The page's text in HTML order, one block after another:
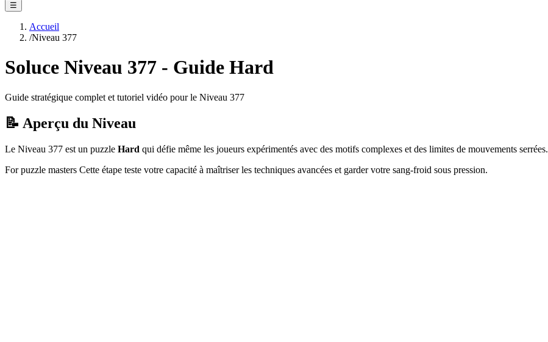
☰
Accueil
/Niveau 377
Soluce Niveau 377 - Guide Hard
Guide stratégique complet et tutoriel vidéo pour le Niveau 377
📝 Aperçu du Niveau
Le Niveau 377 est un puzzle Hard qui défie même les joueurs expérimentés avec des motifs complexes et des limites de mouvements serrées.
For puzzle masters Cette étape teste votre capacité à maîtriser les techniques avancées et garder votre sang-froid sous pression.